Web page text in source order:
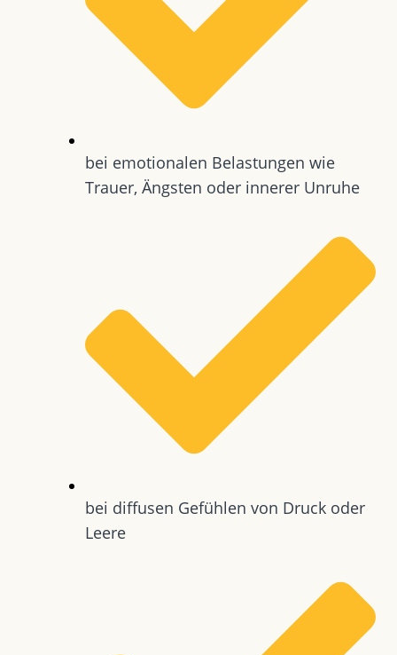
bei emotionalen Belastungen wie
Trauer, Ängsten oder innerer Unruhe
bei diffusen Gefühlen von Druck oder
Leere